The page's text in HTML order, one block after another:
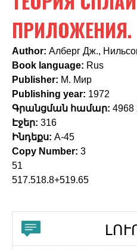
h
f
o
r
m
ПРИЛОЖЕНИЯ.
Author: Алберг Дж.,
Book language: Rus
Publisher: М. Мир
Publishing year: 1972
Գրանցման համար: 4968
Էջեր: 316
Ինդեքս: А-45
Copy Number: 3
51
517.518.8+519.65